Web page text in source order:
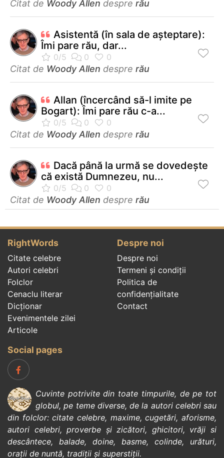
Citat de Woody Allen despre rău
Asistentă (în sala de aşteptare):
Îmi pare rău, dar...
Citat de Woody Allen despre rău
Allan (încercând să-l imite pe
Bogart): Îmi pare rău c-a...
Citat de Woody Allen despre rău
Dacă până la urmă se dovedeşte
că există Dumnezeu, nu...
Citat de Woody Allen despre rău
RightWords
Citate celebre
Autori celebri
Folclor
Cenaclu literar
Dicționar
Evenimentele zilei
Articole
Despre noi
Despre noi
Termeni și condiții
Politica de
confidenţialitate
Contact
Social pages
Cuvinte potrivite din toate timpurile, de pe tot
globul, pe teme diverse, de la autori celebrisau
din folclor:citate celebre, maxime,cugetări,aforisme,
autori celebri,proverbe și zicători, ghicitori, vrăji si
descântece, balade, doine, basme, colinde, urături,
orații de nuntă, tradiții și superstiții.